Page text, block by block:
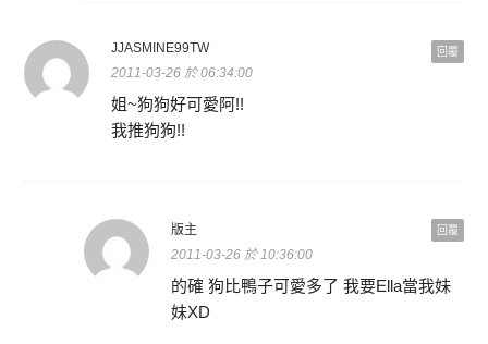
回覆
JJASMINE99TW
2011-03-26 於 06:34:00
姐~狗狗好可愛阿!!
我推狗狗!!
回覆
版主
2011-03-26 於 10:36:00
的確 狗比鴨子可愛多了 我要Ella當我妹
妹XD